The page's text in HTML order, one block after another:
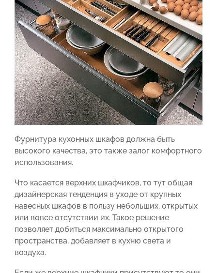
Фурнитура кухонных шкафов должна быть
высокого качества, это также залог комфортного
использования.
Что касается верхних шкафчиков, то тут общая
дизайнерская тенденция в уходе от крупных
навесных шкафов в пользу небольших, открытых
или вовсе отсутствии их. Такое решение
позволяет добиться максимально открытого
пространства, добавляет в кухню света и
воздуха.